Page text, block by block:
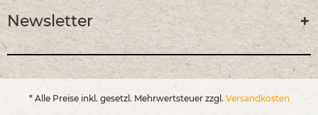
Newsletter
* Alle Preise inkl. gesetzl. Mehrwertsteuer zzgl. Versandkosten